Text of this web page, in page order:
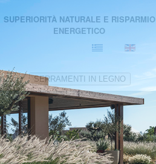
SUPERIORITÀ NATURALE E RISPARMIO
ENERGETICO
'26 SERRAMENTI IN LEGNO